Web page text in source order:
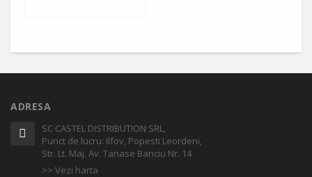
ADRESA
SC CASTEL DISTRIBUTION SRL,
Punct de lucru: Ilfov, Popesti Leordeni,
Str. Lt. Maj. Av. Tanase Banciu Nr. 14
>> Vezi harta